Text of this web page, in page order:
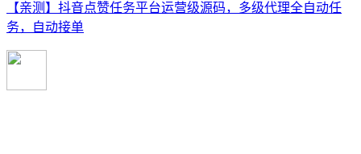
【亲测】抖音点赞任务平台运营级源码，多级代理全自动任
务，自动接单